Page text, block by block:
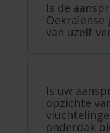
Is de
van uzelf
Is uw
opzichte
onderdak